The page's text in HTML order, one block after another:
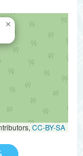
×
CC-BY-SA